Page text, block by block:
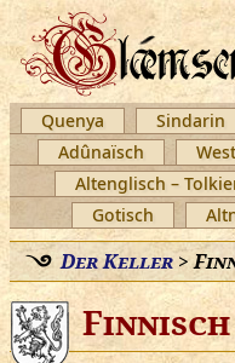
Quenya
Sindarin
Adûnaïsch
Altenglisch –
Gotisch
Der Keller >
Finnisch